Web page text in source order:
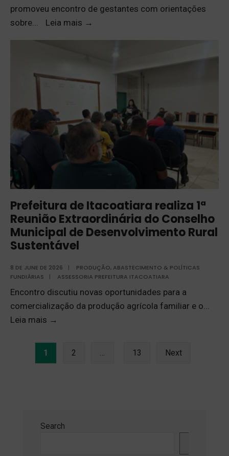
promoveu encontro de gestantes com orientações
sobre
Leia mais →
Prefeitura de Itacoatiara realiza 1ª
Reunião Extraordinária do Conselho
Municipal de Desenvolvimento Rural
Sustentável
8 DE JUNE DE 2026 |
PRODUÇÃO, ABASTECIMENTO & POLÍTICAS
FUNDIÁRIAS
| ASSESSORIA PREFEITURA ITACOATIARA
Encontro discutiu novas oportunidades para a
comercialização da produção agrícola familiar e o...
Leia mais →
1 2 … 13 Next
Search